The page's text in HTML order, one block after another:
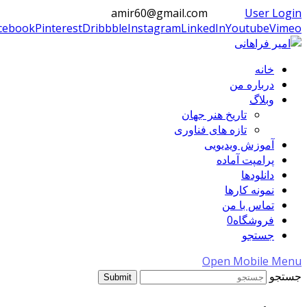
amir60@gmail.com
User Login
PinterestDribbbleInstagramLinkedInYoutubeVimeo
خانه
درباره من
وبلاگ
تاریخ هنر جهان
تازه های فناوری
آموزش ویدیویی
پرامپت آماده
دانلودها
نمونه کارها
تماس با من
فروشگاه0
جستجو
Open Mobile Menu
جستجو
Submit